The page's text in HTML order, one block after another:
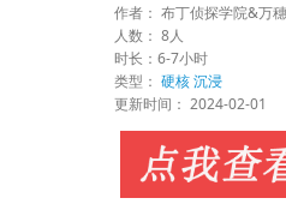
作者： 布丁侦探学院&万
人数： 8人
时长：6-7小时
类型： 硬核沉浸
更新时间： 2024-02-01